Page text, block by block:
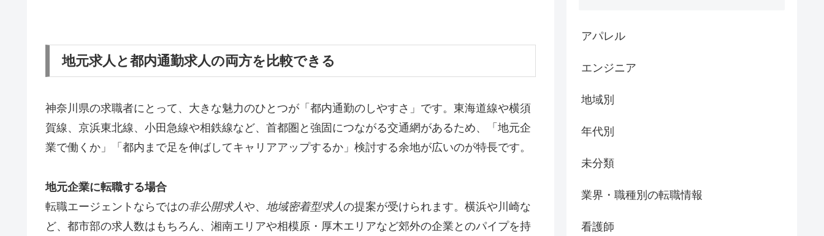
地元求人と都内通勤求人の両方を比較できる
神奈川県の求職者にとって、大きな魅力のひとつが「都内通勤のしやすさ」です。東海道線や横須
賀線、京浜東北線、小田急線や相鉄線など、首都圏と強固につながる交通網があるため、「地元企
業で働くか」「都内まで足を伸ばしてキャリアアップするか」検討する余地が広いのが特長です。
地元企業に転職する場合
転職エージェントならではの非公開求人 や、 地域密着型求人 の提案が受けられます。横浜や川崎な
ど、都市部の求人数はもちろん、湘南エリアや相模原・厚木エリアなど郊外の企業とのパイプを持
アパレル
エンジニア
地域別
年代別
未分類
業界・職種別の転職情報
看護師